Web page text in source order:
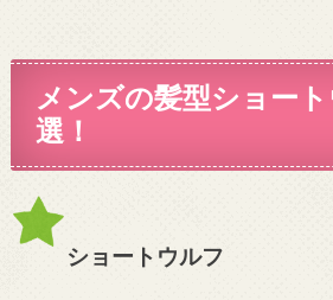
メンズの髪型ショー
選！
ショートウルフ